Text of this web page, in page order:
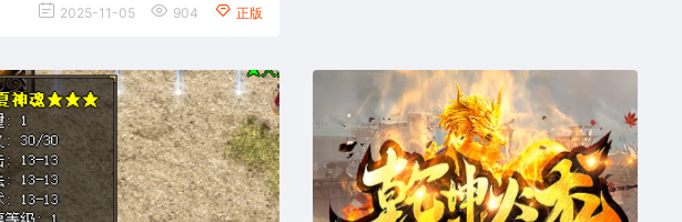
2025-11-05 904 正版